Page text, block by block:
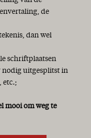
de
dan wel
schriftplaatsen
nodig uitgesplitst in
etc.;
mooi om weg te